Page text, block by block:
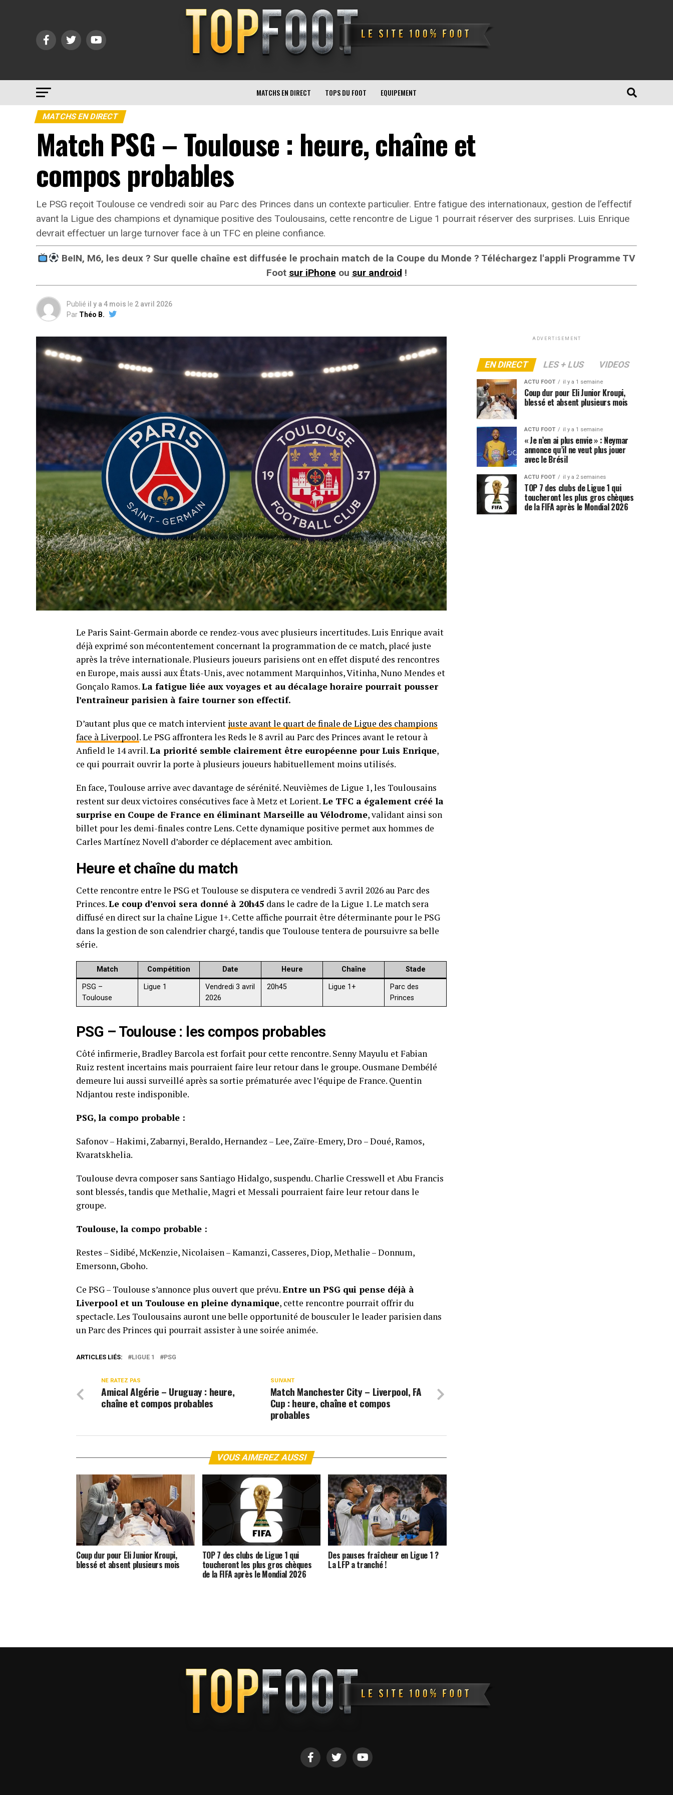
MATCHS EN DIRECT TOPS DU FOOT EQUIPEMENT
MATCHS EN DIRECT
Match PSG – Toulouse : heure, chaîne et
compos probables
Le PSG reçoit Toulouse ce vendredi soir au Parc des Princes dans un contexte particulier. Entre fatigue des internationaux, gestion de l’effectif
avant la Ligue des champions et dynamique positive des Toulousains, cette rencontre de Ligue 1 pourrait réserver des surprises. Luis Enrique
devrait effectuer un large turnover face à un TFC en pleine confiance.
BeIN, M6, les deux ? Sur quelle chaîne est diffusée le prochain match de la Coupe du Monde ? Téléchargez l'appli Programme TV
Foot sur iPhone ou sur android !
Publié il y a 4 mois le 2 avril 2026
Par Théo B.
Le Paris Saint-Germain aborde ce rendez-vous avec plusieurs incertitudes. Luis Enrique avait
déjà exprimé son mécontentement concernant la programmation de ce match, placé juste
après la trêve internationale. Plusieurs joueurs parisiens ont en effet disputé des rencontres
en Europe, mais aussi aux États-Unis, avec notamment Marquinhos, Vitinha, Nuno Mendes et
Gonçalo Ramos.La fatigue liée aux voyages et au décalage horaire pourrait pousser
l’entraîneur parisien à faire tourner son effectif.
D’autant plus que ce match intervient juste avant le quart de finale de Ligue des champions
face à Liverpool. Le PSG affrontera les Reds le 8 avril au Parc des Princes avant le retour à
Anfield le 14 avril.La priorité semble clairement être européenne pour Luis Enrique,
ce qui pourrait ouvrir la porte à plusieurs joueurs habituellement moins utilisés.
En face, Toulouse arrive avec davantage de sérénité. Neuvièmes de Ligue 1, les Toulousains
restent sur deux victoires consécutives face à Metz et Lorient.Le TFC a également créé la
surprise en Coupe de France en éliminant Marseille au Vélodrome, validant ainsi son
billet pour les demi-finales contre Lens. Cette dynamique positive permet aux hommes de
Carles Martínez Novell d’aborder ce déplacement avec ambition.
Heure et chaîne du match
Cette rencontre entre le PSG et Toulouse se disputera ce vendredi 3 avril 2026 au Parc des
Princes.Le coup d’envoi sera donné à 20h45 dans le cadre de la Ligue 1. Le match sera
diffusé en direct sur la chaîne Ligue 1+. Cette affiche pourrait être déterminante pour le PSG
dans la gestion de son calendrier chargé, tandis que Toulouse tentera de poursuivre sa belle
série.
Match Compétition Date Heure Chaîne Stade
PSG –
Toulouse
Ligue 1
Vendredi 3 avril
2026
20h45 Ligue 1+
Parc des
Princes
PSG – Toulouse : les compos probables
Côté infirmerie, Bradley Barcola est forfait pour cette rencontre. Senny Mayulu et Fabian
Ruiz restent incertains mais pourraient faire leur retour dans le groupe. Ousmane Dembélé
demeure lui aussi surveillé après sa sortie prématurée avec l’équipe de France. Quentin
Ndjantou reste indisponible.
PSG, la compo probable :
Safonov – Hakimi, Zabarnyi, Beraldo, Hernandez – Lee, Zaïre-Emery, Dro – Doué, Ramos,
Kvaratskhelia.
Toulouse devra composer sans Santiago Hidalgo, suspendu. Charlie Cresswell et Abu Francis
sont blessés, tandis que Methalie, Magri et Messali pourraient faire leur retour dans le
groupe.
Toulouse, la compo probable :
Restes – Sidibé, McKenzie, Nicolaisen – Kamanzi, Casseres, Diop, Methalie – Donnum,
Emersonn, Gboho.
Ce PSG – Toulouse s’annonce plus ouvert que prévu.Entre un PSG qui pense déjà à
Liverpool et un Toulouse en pleine dynamique, cette rencontre pourrait offrir du
spectacle. Les Toulousains auront une belle opportunité de bousculer le leader parisien dans
un Parc des Princes qui pourrait assister à une soirée animée.
ARTICLES LIÉS: LIGUE 1 PSG
SUIVANT
Match Manchester City – Liverpool, FA
Cup : heure, chaîne et compos
probables
NE RATEZ PAS
Amical Algérie – Uruguay : heure,
chaîne et compos probables
VOUS AIMEREZ AUSSI
Coup dur pour Eli Junior Kroupi,
blessé et absent plusieurs mois
TOP 7 des clubs de Ligue 1 qui
toucheront les plus gros chèques
de la FIFA après le Mondial 2026
Des pauses fraîcheur en Ligue 1 ?
La LFP a tranché !
ADVERTISEMENT
EN DIRECT LES + LUS VIDEOS
ACTU FOOT il y a 1 semaine
Coup dur pour Eli Junior Kroupi,
blessé et absent plusieurs mois
ACTU FOOT il y a 1 semaine
« Je n’en ai plus envie » : Neymar
annonce qu’il ne veut plus jouer
avec le Brésil
ACTU FOOT il y a 2 semaines
TOP 7 des clubs de Ligue 1 qui
toucheront les plus gros chèques
de la FIFA après le Mondial 2026